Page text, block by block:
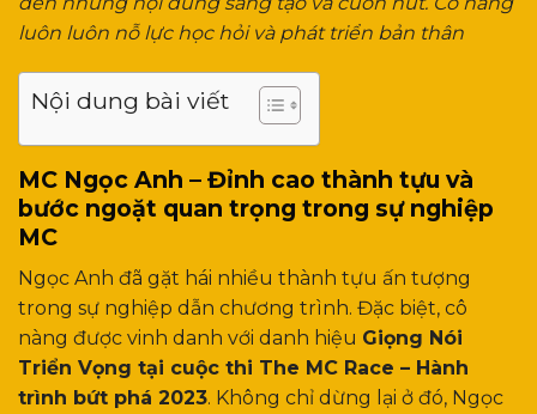
luôn luôn nỗ lực học hỏi và phát triển bản thân
Nội dung bài viết
MC Ngọc Anh – Đỉnh cao thành tựu và
bước ngoặt quan trọng trong sự nghiệp
MC
Ngọc Anh đã gặt hái nhiều thành tựu ấn tượng
trong sự nghiệp dẫn chương trình. Đặc biệt, cô
nàng được vinh danh với danh hiệu Giọng Nói
Triển Vọng tại cuộc thi The MC Race – Hành
trình bứt phá 2023. Không chỉ dừng lại ở đó, Ngọc